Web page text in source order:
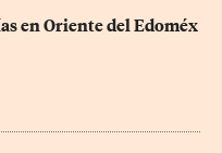
en Oriente del Edoméx